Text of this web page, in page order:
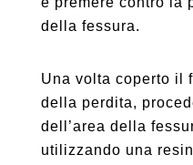
della fessura.
Una volta coperto il
della perdita,
dell’area della
utilizzando una